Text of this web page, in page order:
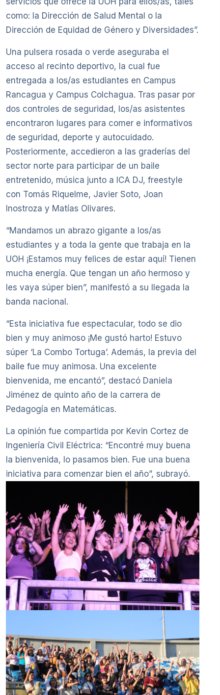
como: la Dirección de Salud Mental o la
Dirección de Equidad de Género y Diversidades”.
Una pulsera rosada o verde aseguraba el
acceso al recinto deportivo, la cual fue
entregada a los/as estudiantes en Campus
Rancagua y Campus Colchagua. Tras pasar por
dos controles de seguridad, los/as asistentes
encontraron lugares para comer e informativos
de seguridad, deporte y autocuidado.
Posteriormente, accedieron a las graderías del
sector norte para participar de un baile
entretenido, música junto a ICA DJ, freestyle
con Tomás Riquelme, Javier Soto, Joan
Inostroza y Matías Olivares.
“Mandamos un abrazo gigante a los/as
estudiantes y a toda la gente que trabaja en la
UOH ¡Estamos muy felices de estar aquí! Tienen
mucha energía. Que tengan un año hermoso y
les vaya súper bien”, manifestó a su llegada la
banda nacional.
“Esta iniciativa fue espectacular, todo se dio
bien y muy animoso ¡Me gustó harto! Estuvo
súper ‘La Combo Tortuga’. Además, la previa del
baile fue muy animosa. Una excelente
bienvenida, me encantó”, destacó Daniela
Jiménez de quinto año de la carrera de
Pedagogía en Matemáticas.
La opinión fue compartida por Kevin Cortez de
Ingeniería Civil Eléctrica: “Encontré muy buena
la bienvenida, lo pasamos bien. Fue una buena
iniciativa para comenzar bien el año”, subrayó.